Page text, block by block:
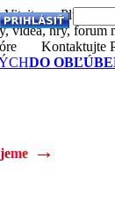
na Plushry.sk -
hry, forum
Kontaktujte
DO
jeme →